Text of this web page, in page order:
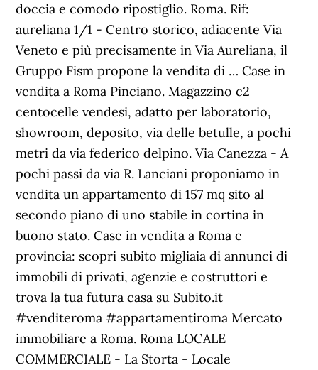
doccia e comodo ripostiglio. Roma. Rif:
aureliana 1/1 - Centro storico, adiacente Via
Veneto e più precisamente in Via Aureliana, il
Gruppo Fism propone la vendita di … Case in
vendita a Roma Pinciano. Magazzino c2
centocelle vendesi, adatto per laboratorio,
showroom, deposito, via delle betulle, a pochi
metri da via federico delpino. Via Canezza - A
pochi passi da via R. Lanciani proponiamo in
vendita un appartamento di 157 mq sito al
secondo piano di uno stabile in cortina in
buono stato. Case in vendita a Roma e
provincia: scopri subito migliaia di annunci di
immobili di privati, agenzie e costruttori e
trova la tua futura casa su Subito.it
#venditeroma #appartamentiroma Mercato
immobiliare a Roma. Roma LOCALE
COMMERCIALE - La Storta - Locale